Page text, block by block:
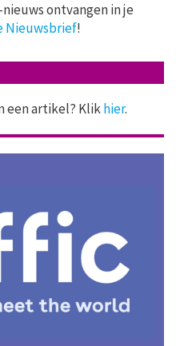
ontvangen in je
Nieuwsbrief!
een artikel? Klikhier.